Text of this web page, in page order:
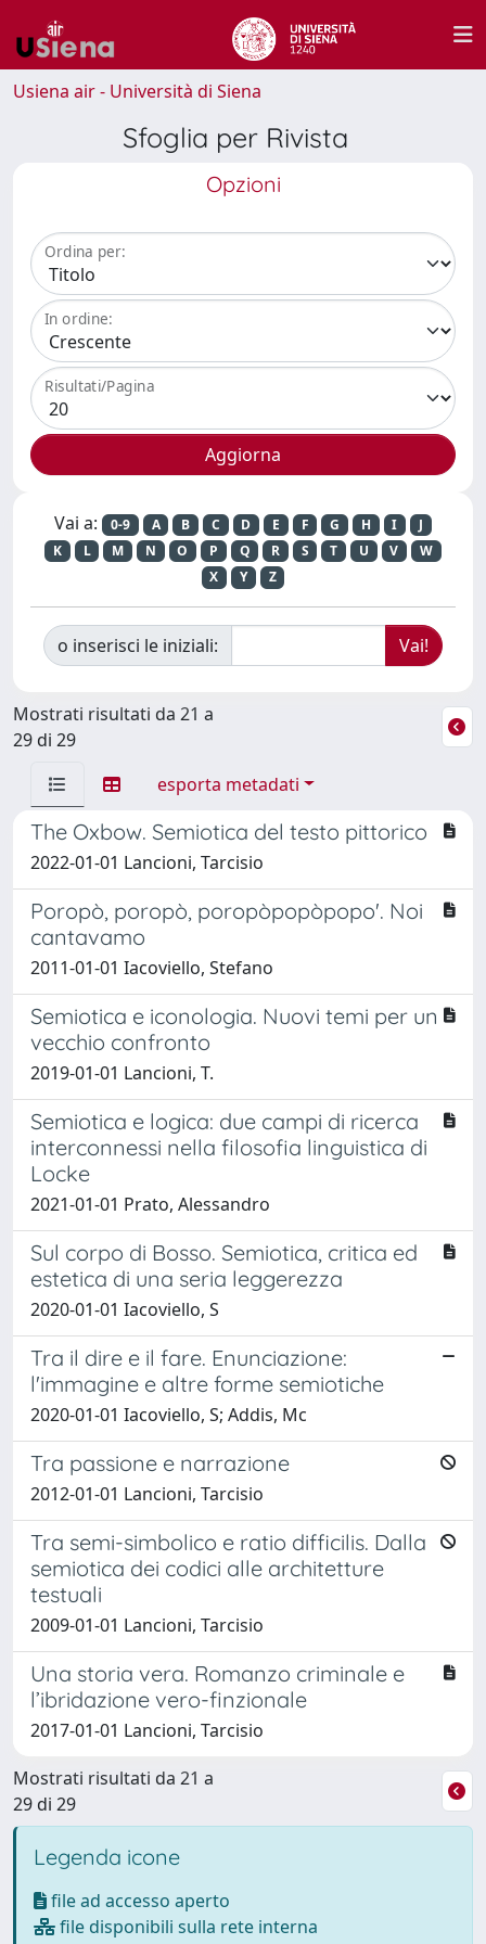
Usiena air - Università di Siena
Sfoglia per Rivista
Opzioni
Ordina per:
In ordine:
Risultati/Pagina
Vai a: 0-9 A B C D E F G H I
J
K
L M N O P Q R S T U V
W
X
Y Z
o inserisci le iniziali:
Mostrati risultati da 21 a
29 di 29
esporta metadati
The Oxbow. Semiotica del testo pittorico
2022-01-01 Lancioni, Tarcisio
Poropò, poropò, poropòpopòpopo'. Noi
cantavamo
2011-01-01 Iacoviello, Stefano
Semiotica e iconologia. Nuovi temi per un
vecchio confronto
2019-01-01 Lancioni, T.
Semiotica e logica: due campi di ricerca
interconnessi nella filosofia linguistica di
Locke
2021-01-01 Prato, Alessandro
Sul corpo di Bosso. Semiotica, critica ed
estetica di una seria leggerezza
2020-01-01 Iacoviello, S
Tra il dire e il fare. Enunciazione:
l'immagine e altre forme semiotiche
2020-01-01 Iacoviello, S; Addis, Mc
Tra passione e narrazione
2012-01-01 Lancioni, Tarcisio
Tra semi-simbolico e ratio difficilis. Dalla
semiotica dei codici alle architetture
testuali
2009-01-01 Lancioni, Tarcisio
Una storia vera. Romanzo criminale e
l’ibridazione vero-finzionale
2017-01-01 Lancioni, Tarcisio
Mostrati risultati da 21 a
29 di 29
Legenda icone
file ad accesso aperto
file disponibili sulla rete interna